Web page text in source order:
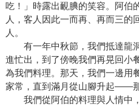
吃！」時露出靦腆的笑容。阿伯
人，客人因此一而再、再而三的
人。
有一年中秋節，我們抵達龍
進忙出，到了傍晚我們再晃回小
為我們料理。那天，我們一邊用
家常，直到滿月從山腳升起——
我們從阿伯的料理與人情中